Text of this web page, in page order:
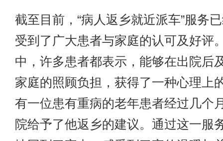
截至目前，“病人返乡就近派车”服务
受到了广大患者与家庭的认可及好评
中，许多患者都表示，能够在出院后
家庭的照顾负担，获得了一种心理上
有一位患有重病的老年患者经过几个
院给予了他返乡的建议。通过这一服